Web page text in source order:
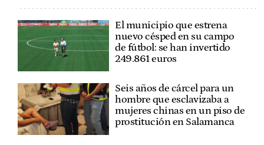
El municipio que estrena
nuevo césped en su campo
de fútbol: se han invertido
249.861 euros
Seis años de cárcel para un
hombre que esclavizaba a
mujeres chinas en un piso de
prostitución en Salamanca